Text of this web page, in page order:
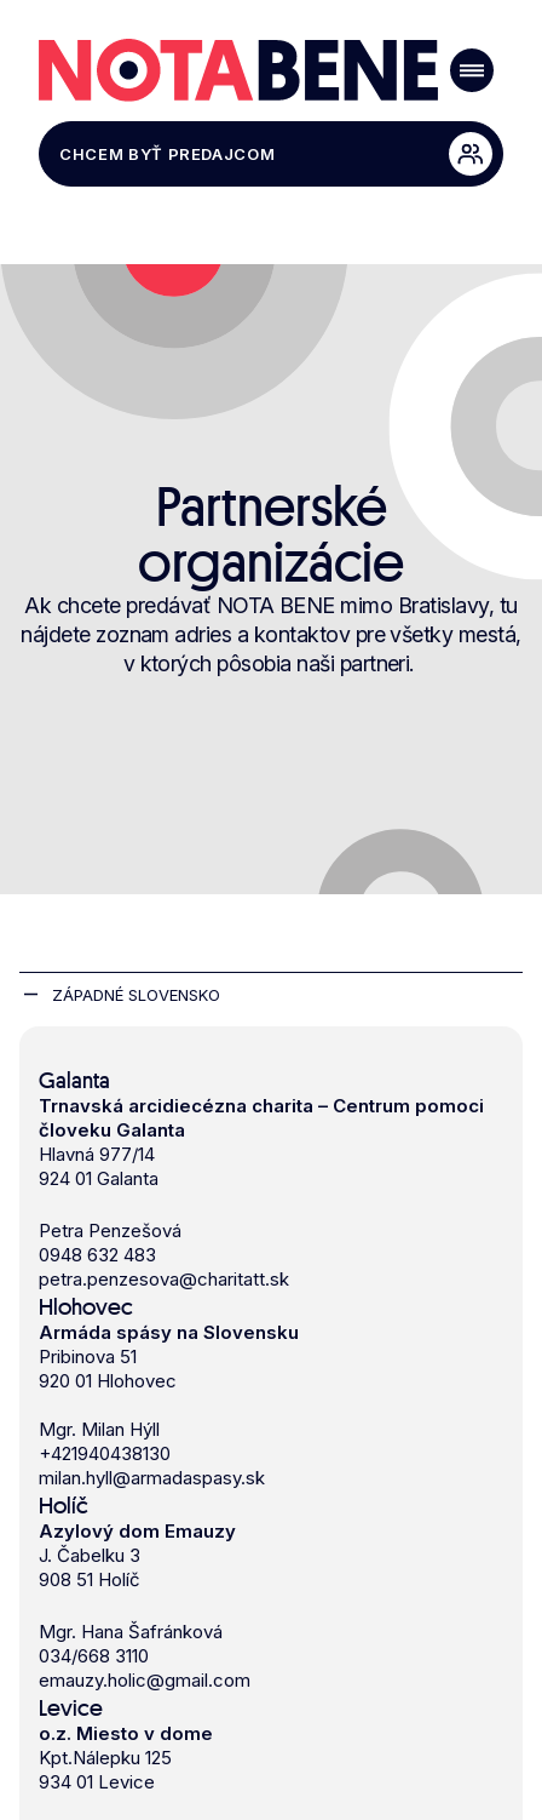
CHCEM BYŤ PREDAJCOM
Partnerské
organizácie
Ak chcete predávať NOTA BENE mimo Bratislavy, tu
nájdete zoznam adries a kontaktov pre všetky mestá,
v ktorých pôsobia naši partneri.
ZÁPADNÉ SLOVENSKO
Galanta
Trnavská arcidiecézna charita – Centrum pomoci
človeku Galanta
Hlavná 977/14
924 01 Galanta
Petra Penzešová
0948 632 483
petra.penzesova@charitatt.sk
Hlohovec
Armáda spásy na Slovensku
Pribinova 51
920 01 Hlohovec
Mgr. Milan Hýll
+421940438130
milan.hyll@armadaspasy.sk
Holíč
Azylový dom Emauzy
J. Čabelku 3
908 51 Holíč
Mgr. Hana Šafránková
034/668 3110
emauzy.holic@gmail.com
Levice
o.z. Miesto v dome
Kpt.Nálepku 125
934 01 Levice